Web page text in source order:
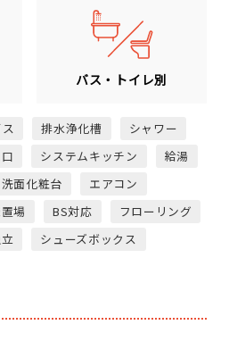
バス・トイレ別
排水浄化槽
シャワー
システムキッチン
給湯
面化粧台
エアコン
場 BS対応
フローリング
シューズボックス